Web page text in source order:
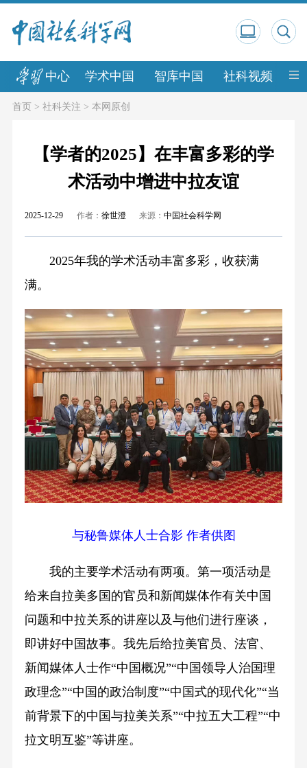
中心 学术中国 智库中国 社科视频 中
首页> 社科关注 > 本网原创
【学者的2025】在丰富多彩的学
术活动中增进中拉友谊
2025-12-29 作者： 徐世澄 来源：中国社会科学网
2025年我的学术活动丰富多彩，收获满
满。
与秘鲁媒体人士合影 作者供图
我的主要学术活动有两项。第一项活动是
给来自拉美多国的官员和新闻媒体作有关中国
问题和中拉关系的讲座以及与他们进行座谈，
即讲好中国故事。我先后给拉美官员、法官、
新闻媒体人士作“中国概况”“中国领导人治国理
政理念”“中国的政治制度”“中国式的现代化”“当
前背景下的中国与拉美关系”“中拉五大工程”“中
拉文明互鉴”等讲座。